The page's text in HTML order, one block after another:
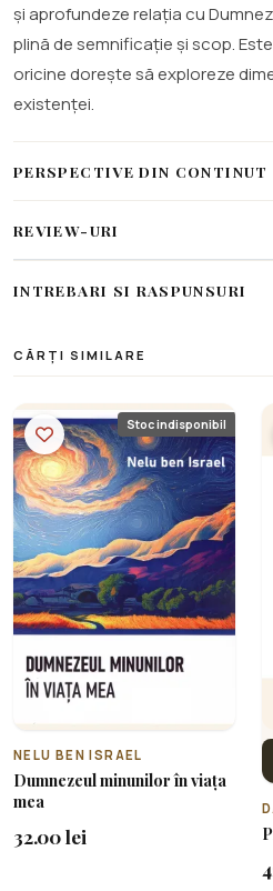
și aprofundeze relația cu
plină de semnificație și scop.
oricine dorește să exploreze
existenței.
PERSPECTIVE DIN CONTINUT
REVIEW-URI
INTREBARI SI RASPUNSURI
CĂRȚI SIMILARE
Stoc indisponibil
NELU BEN ISRAEL
Dumnezeul minunilor în viața
mea
32.00 lei